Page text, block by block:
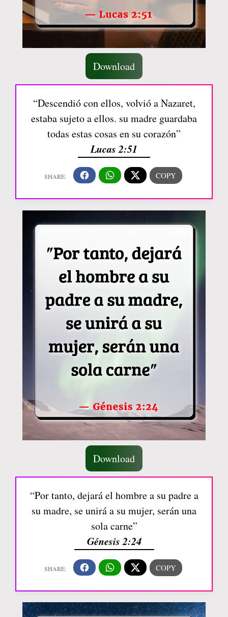
Download
“Descendió con ellos, volvió a Nazaret,
estaba sujeto a ellos. su madre guardaba
todas estas cosas en su corazón”
Lucas 2:51
Download
“Por tanto, dejará el hombre a su padre a
su madre, se unirá a su mujer, serán una
sola carne”
Génesis 2:24